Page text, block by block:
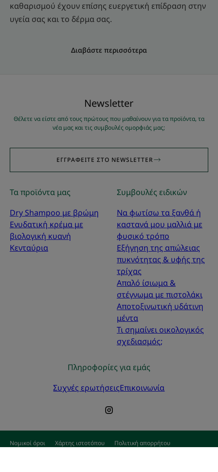
καθαρισμού έχουν επίσης ευεργετική επίδραση στην
υγεία σας και το δέρμα σας.
Διαβάστε περισσότερα
Νewsletter
Θέλετε να είστε από τους πρώτους που μαθαίνουν για τα προϊόντα, τα
νέα μας και τις συμβουλές ομορφιάς μας;
ΕΓΓΡΑΦΕΊΤΕ ΣΤΟ NEWSLETTER
Τα προϊόντα μας
Dry Shampoo με βρώμη
Ενυδατική κρέμα με
βιολογική κυανή
Κενταύρια
Συμβουλές ειδικών
Να φωτίσω τα ξανθά ή
καστανά μου μαλλιά με
φυσικό τρόπο
Εξήγηση της απώλειας
πυκνότητας & υφής της
τρίχας
Απαλό ίσιωμα &
στέγνωμα με πιστολάκι
Αποτοξινωτική υδάτινη
μέντα
Τι σημαίνει οικολογικός
σχεδιασμός;
Πληροφορίες για εμάς
Συχνές ερωτήσειςΕπικοινωνία
Νομικοί όροι Χάρτης ιστοτόπου
Πολιτική απορρήτου